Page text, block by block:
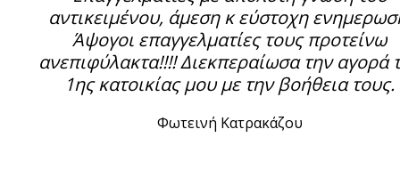
αντικειμένου, άμεση κ εύστοχη
Άψογοι επαγγελματίες τους προτείνω
ανεπιφύλακτα!!!! Διεκπεραίωσα την αγορά
1ης κατοικίας μου με την βοήθεια τους.
Φωτεινή Κατρακάζου